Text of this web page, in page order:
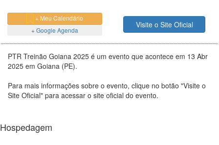
+ Meu Calendário
+ Google Agenda
Visite o Site Oficial
PTR Treinão Goiana 2025 é um evento que acontece em 13 Abr
2025 em Goiana (PE).
Para mais informações sobre o evento, clique no botão "Visite o
Site Oficial" para acessar o site oficial do evento.
Hospedagem